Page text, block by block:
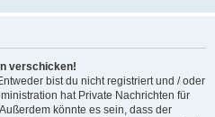
verschicken!
bist du nicht registriert und / oder
hat Private Nachrichten für
könnte es sein, dass der